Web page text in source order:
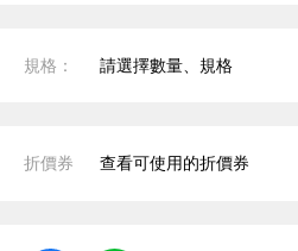
規格： 請選擇數量、規格
折價券 查看可使用的折價券